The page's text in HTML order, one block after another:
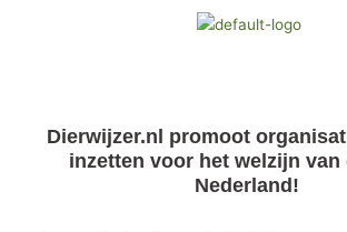
Dierwijzer.nl promoot
inzetten voor het welzijn van
Nederland!